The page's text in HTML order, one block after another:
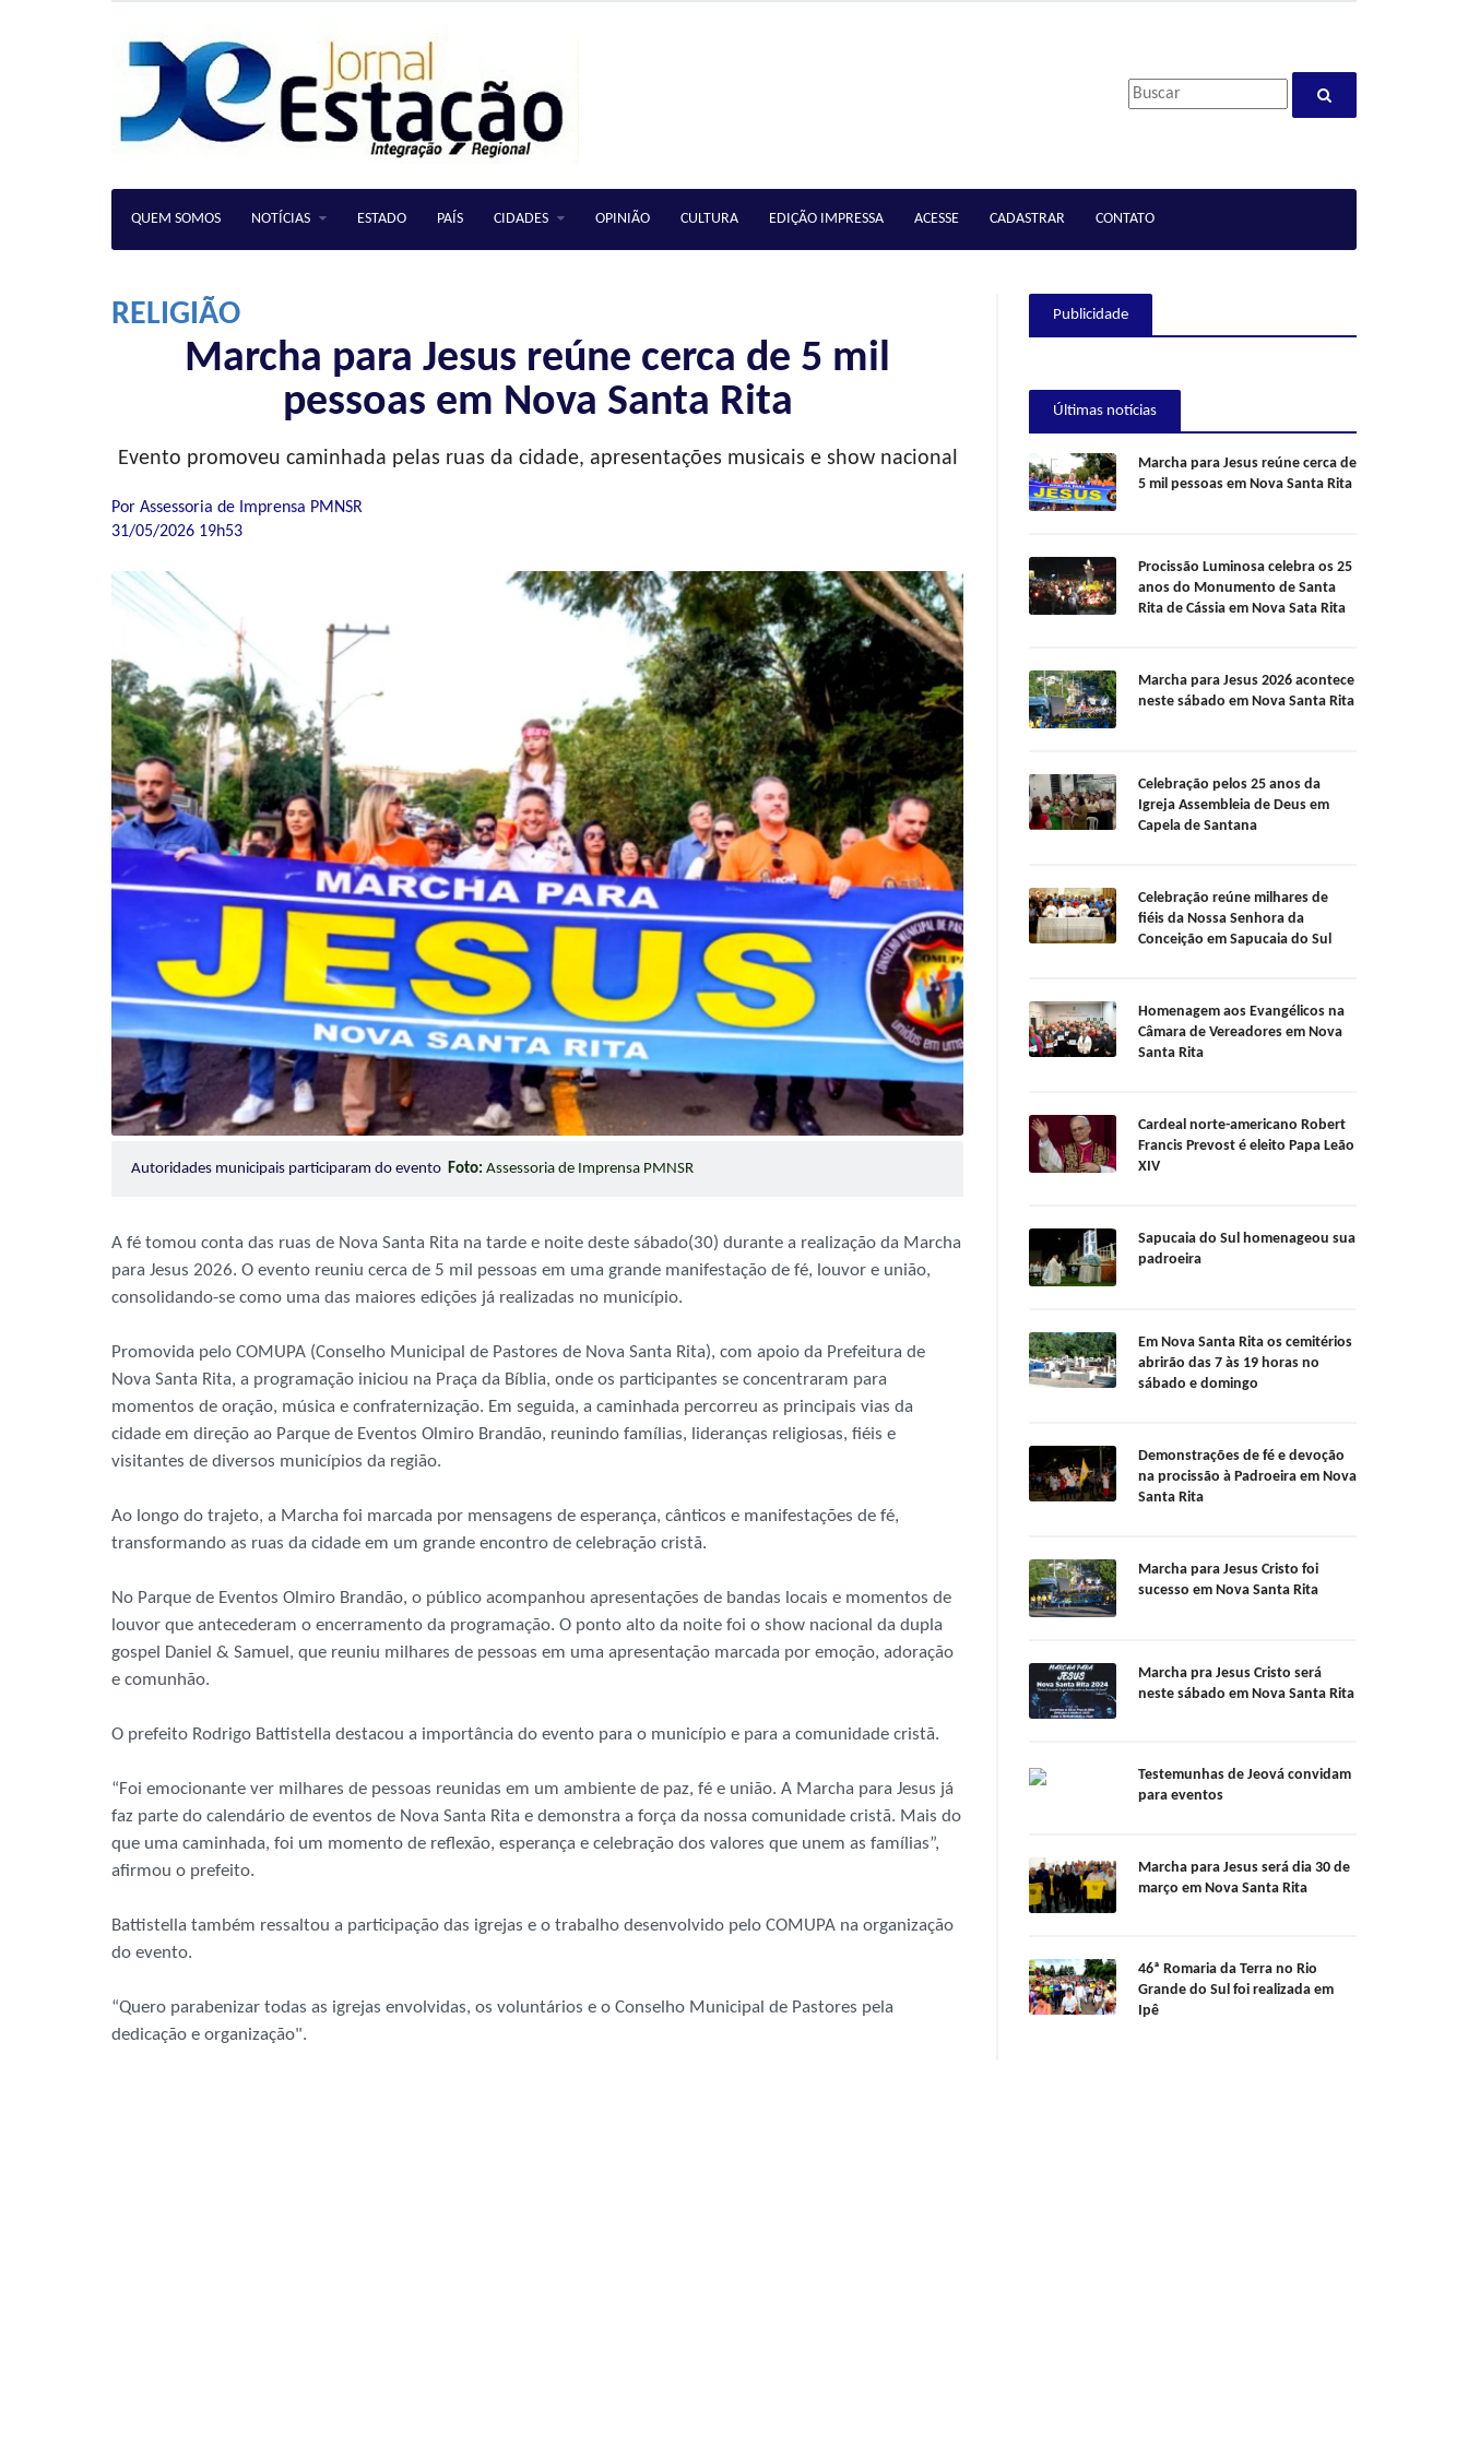
QUEM SOMOS NOTÍCIAS ESTADO PAÍS CIDADES OPINIÃO CULTURA EDIÇÃO IMPRESSA ACESSE CADASTRAR CONTATO
RELIGIÃO
Marcha para Jesus reúne cerca de 5 mil
pessoas em Nova Santa Rita
Evento promoveu caminhada pelas ruas da cidade, apresentações musicais e show nacional
Por Assessoria de Imprensa PMNSR
31/05/2026 19h53
Autoridades municipais participaram do evento Foto: Assessoria de Imprensa PMNSR
A fé tomou conta das ruas de Nova Santa Rita na tarde e noite deste sábado(30) durante a realização da Marcha
para Jesus 2026. O evento reuniu cerca de 5 mil pessoas em uma grande manifestação de fé, louvor e união,
consolidando-se como uma das maiores edições já realizadas no município.
Promovida pelo COMUPA (Conselho Municipal de Pastores de Nova Santa Rita), com apoio da Prefeitura de
Nova Santa Rita, a programação iniciou na Praça da Bíblia, onde os participantes se concentraram para
momentos de oração, música e confraternização. Em seguida, a caminhada percorreu as principais vias da
cidade em direção ao Parque de Eventos Olmiro Brandão, reunindo famílias, lideranças religiosas, fiéis e
visitantes de diversos municípios da região.
Ao longo do trajeto, a Marcha foi marcada por mensagens de esperança, cânticos e manifestações de fé,
transformando as ruas da cidade em um grande encontro de celebração cristã.
No Parque de Eventos Olmiro Brandão, o público acompanhou apresentações de bandas locais e momentos de
louvor que antecederam o encerramento da programação. O ponto alto da noite foi o show nacional da dupla
gospel Daniel & Samuel, que reuniu milhares de pessoas em uma apresentação marcada por emoção, adoração
e comunhão.
O prefeito Rodrigo Battistella destacou a importância do evento para o município e para a comunidade cristã.
“Foi emocionante ver milhares de pessoas reunidas em um ambiente de paz, fé e união. A Marcha para Jesus já
faz parte do calendário de eventos de Nova Santa Rita e demonstra a força da nossa comunidade cristã. Mais do
que uma caminhada, foi um momento de reflexão, esperança e celebração dos valores que unem as famílias”,
afirmou o prefeito.
Battistella também ressaltou a participação das igrejas e o trabalho desenvolvido pelo COMUPA na organização
do evento.
“Quero parabenizar todas as igrejas envolvidas, os voluntários e o Conselho Municipal de Pastores pela
dedicação e organização".
Publicidade
Últimas notícias
Marcha para Jesus reúne cerca de
5 mil pessoas em Nova Santa Rita
Procissão Luminosa celebra os 25
anos do Monumento de Santa
Rita de Cássia em Nova Sata Rita
Marcha para Jesus 2026 acontece
neste sábado em Nova Santa Rita
Celebração pelos 25 anos da
Igreja Assembleia de Deus em
Capela de Santana
Celebração reúne milhares de
fiéis da Nossa Senhora da
Conceição em Sapucaia do Sul
Homenagem aos Evangélicos na
Câmara de Vereadores em Nova
Santa Rita
Cardeal norte-americano Robert
Francis Prevost é eleito Papa Leão
XIV
Sapucaia do Sul homenageou sua
padroeira
Em Nova Santa Rita os cemitérios
abrirão das 7 às 19 horas no
sábado e domingo
Demonstrações de fé e devoção
na procissão à Padroeira em Nova
Santa Rita
Marcha para Jesus Cristo foi
sucesso em Nova Santa Rita
Marcha pra Jesus Cristo será
neste sábado em Nova Santa Rita
Testemunhas de Jeová convidam
para eventos
Marcha para Jesus será dia 30 de
março em Nova Santa Rita
46ª Romaria da Terra no Rio
Grande do Sul foi realizada em
Ipê